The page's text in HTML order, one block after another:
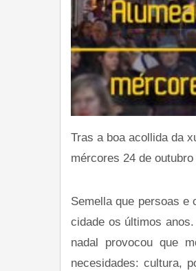
Tras a boa acollida da
mércores 24 de
Semella que persoas e
cidade os últimos
nadal provocou que
necesidades: cultura,